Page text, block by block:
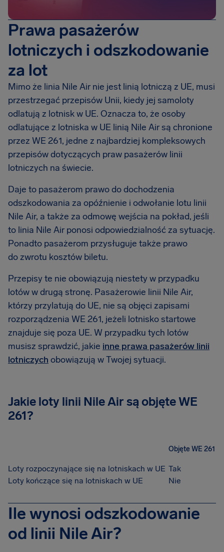
Prawa pasażerów
lotniczych i odszkodowanie
za lot
Mimo że linia Nile Air nie jest linią lotniczą z UE, musi
przestrzegać przepisów Unii, kiedy jej samoloty
odlatują z lotnisk w UE. Oznacza to, że osoby
odlatujące z lotniska w UE linią Nile Air są chronione
przez WE 261, jedne z najbardziej kompleksowych
przepisów dotyczących praw pasażerów linii
lotniczych na świecie.
Daje to pasażerom prawo do dochodzenia
odszkodowania za opóźnienie i odwołanie lotu linii
Nile Air, a także za odmowę wejścia na pokład, jeśli
to linia Nile Air ponosi odpowiedzialność za sytuację.
Ponadto pasażerom przysługuje także prawo
do zwrotu kosztów biletu.
Przepisy te nie obowiązują niestety w przypadku
lotów w drugą stronę. Pasażerowie linii Nile Air,
którzy przylatują do UE, nie są objęci zapisami
rozporządzenia WE 261, jeżeli lotnisko startowe
znajduje się poza UE. W przypadku tych lotów
musisz sprawdzić, jakie inne prawa pasażerów linii
lotniczych obowiązują w Twojej sytuacji.
Jakie loty linii Nile Air są objęte WE
261?
Objęte WE 261
Loty rozpoczynające się na lotniskach w UE Tak
Loty kończące się na lotniskach w UE
Nie
Ile wynosi odszkodowanie
od linii Nile Air?